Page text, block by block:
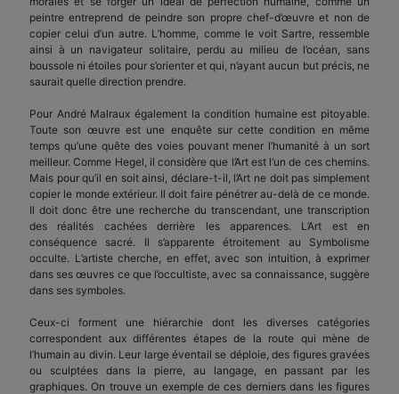
peintre entreprend de peindre son propre chef-d’œuvre et non de
copier celui d’un autre. L’homme, comme le voit Sartre, ressemble
ainsi à un navigateur solitaire, perdu au milieu de l’océan, sans
boussole ni étoiles pour s’orienter et qui, n’ayant aucun but précis, ne
saurait quelle direction prendre.
Pour André Malraux également la condition humaine est pitoyable.
Toute son œuvre est une enquête sur cette condition en même
temps qu’une quête des voies pouvant mener l’humanité à un sort
meilleur. Comme Hegel, il considère que l’Art est l’un de ces chemins.
Mais pour qu’il en soit ainsi, déclare-t-il, l’Art ne doit pas simplement
copier le monde extérieur. Il doit faire pénétrer au-delà de ce monde.
Il doit donc être une recherche du transcendant, une transcription
des réalités cachées derrière les apparences. L’Art est en
conséquence sacré. Il s’apparente étroitement au Symbolisme
occulte. L’artiste cherche, en effet, avec son intuition, à exprimer
dans ses œuvres ce que l’occultiste, avec sa connaissance, suggère
dans ses symboles.
Ceux-ci forment une hiérarchie dont les diverses catégories
correspondent aux différentes étapes de la route qui mène de
l’humain au divin. Leur large éventail se déploie, des figures gravées
ou sculptées dans la pierre, au langage, en passant par les
graphiques. On trouve un exemple de ces derniers dans les figures